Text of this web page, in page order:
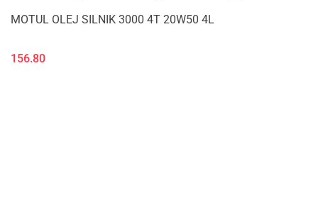
MOTUL OLEJ SILNIK 3000 4T 20W50 4L
156.80